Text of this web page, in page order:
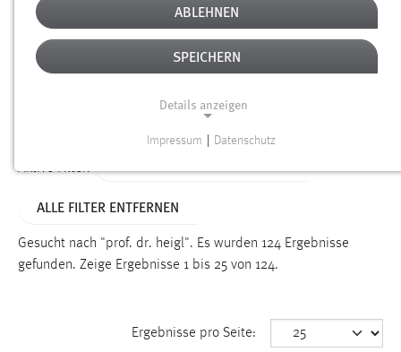
Alter
Aktive Filter:
ALLE FILTER ENTFERNEN
Gesucht nach "prof. dr. heigl". Es wurden 124 Ergebnisse
gefunden. Zeige Ergebnisse 1 bis 25 von 124.
Ergebnisse pro Seite:
ABLEHNEN
SPEICHERN
Details anzeigen
Funktionen und sind für die einwandfreie Funktion der
Einverständnis
cookie_consent
Impressum Datenschutz